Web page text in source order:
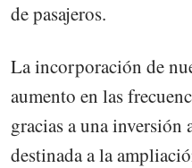
de pasajeros.
La incorporación de
aumento en las
gracias a una
destinada a la